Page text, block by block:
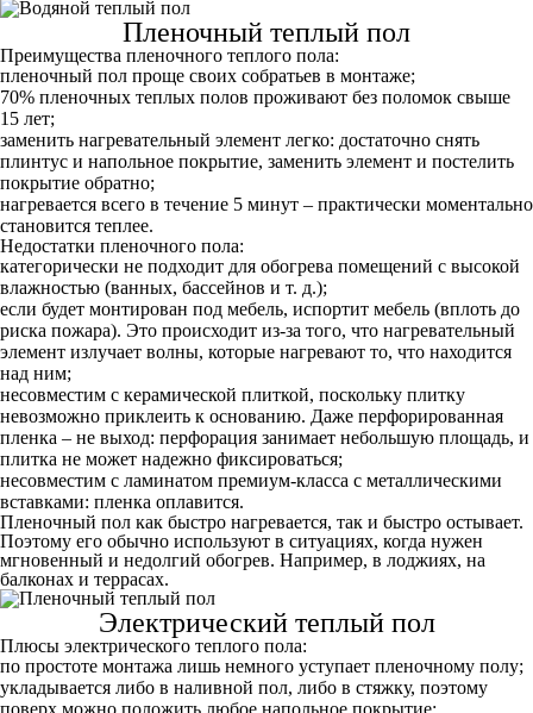
Пленочный теплый пол
Преимущества пленочного теплого пола:
пленочный пол проще своих собратьев в монтаже;
70% пленочных теплых полов проживают без поломок свыше
15 лет;
заменить нагревательный элемент легко: достаточно снять
плинтус и напольное покрытие, заменить элемент и постелить
покрытие обратно;
нагревается всего в течение 5 минут – практически моментально
становится теплее.
Недостатки пленочного пола:
категорически не подходит для обогрева помещений с высокой
влажностью (ванных, бассейнов и т. д.);
если будет монтирован под мебель, испортит мебель (вплоть до
риска пожара). Это происходит из-за того, что нагревательный
элемент излучает волны, которые нагревают то, что находится
над ним;
несовместим с керамической плиткой, поскольку плитку
невозможно приклеить к основанию. Даже перфорированная
пленка – не выход: перфорация занимает небольшую площадь, и
плитка не может надежно фиксироваться;
несовместим с ламинатом премиум-класса с металлическими
вставками: пленка оплавится.
Пленочный пол как быстро нагревается, так и быстро остывает.
Поэтому его обычно используют в ситуациях, когда нужен
мгновенный и недолгий обогрев. Например, в лоджиях, на
балконах и террасах.
Электрический теплый пол
Плюсы электрического теплого пола:
по простоте монтажа лишь немного уступает пленочному полу;
укладывается либо в наливной пол, либо в стяжку, поэтому
поверх можно положить любое напольное покрытие;